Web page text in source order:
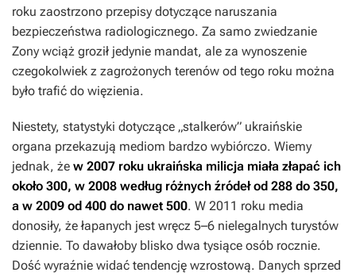
roku zaostrzono przepisy dotyczące naruszania
bezpieczeństwa radiologicznego. Za samo zwiedzanie
Zony wciąż groził jedynie mandat, ale za wynoszenie
czegokolwiek z zagrożonych terenów od tego roku można
było trafić do więzienia.
Niestety, statystyki dotyczące „stalkerów” ukraińskie
organa przekazują mediom bardzo wybiórczo. Wiemy
jednak, że w 2007 roku ukraińska milicja miała złapać ich
około 300, w 2008 według różnych źródeł od 288 do 350,
a w 2009 od 400 do nawet 500. W 2011 roku media
donosiły, że łapanych jest wręcz 5–6 nielegalnych turystów
dziennie. To dawałoby blisko dwa tysiące osób rocznie.
Dość wyraźnie widać tendencję wzrostową. Danych sprzed